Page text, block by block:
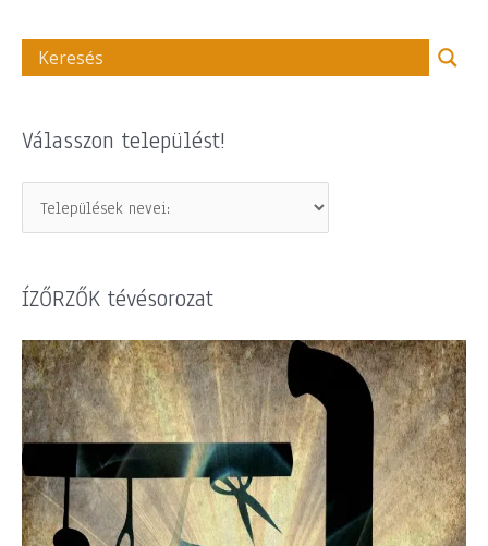
Válasszon települést!
ÍZŐRZŐK tévésorozat